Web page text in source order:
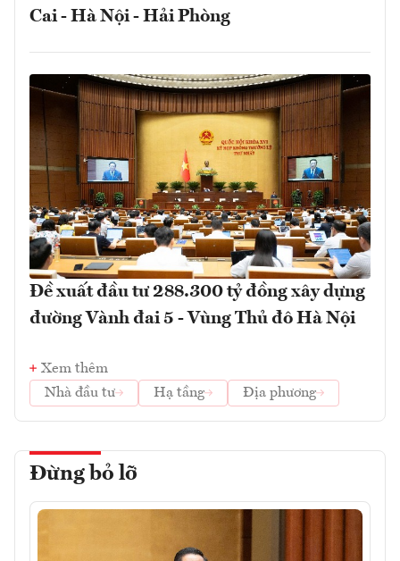
Cai - Hà Nội - Hải Phòng
Đề xuất đầu tư 288.300 tỷ đồng xây dựng
đường Vành đai 5 - Vùng Thủ đô Hà Nội
Xem thêm
Nhà đầu tư
Hạ tầng Địa phương
Đừng bỏ lỡ